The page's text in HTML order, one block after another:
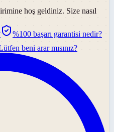
hoş geldiniz. Size nasıl
%100 başarı garantisi nedir?
beni arar mısınız?